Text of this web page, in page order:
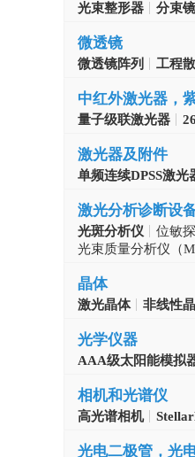
光束整形器
分束镜
微透镜
微透镜阵列 工程
中红外激光器，
量子级联激光器
激光器及附件
单频连续DPSS激光
激光分析诊断设
光斑分析仪
位敏
自准直仪
光束质量分析仪（
晶体
激光晶体
非线性
光学仪器
AAA级太阳能模拟
相机和光谱仪
高光谱相机
光电二极管，光